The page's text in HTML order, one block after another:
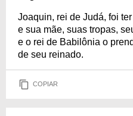
Joaquin, rei de Judá, foi
e sua mãe, suas tropas,
e o rei de Babilônia o
de seu reinado.
COPIAR